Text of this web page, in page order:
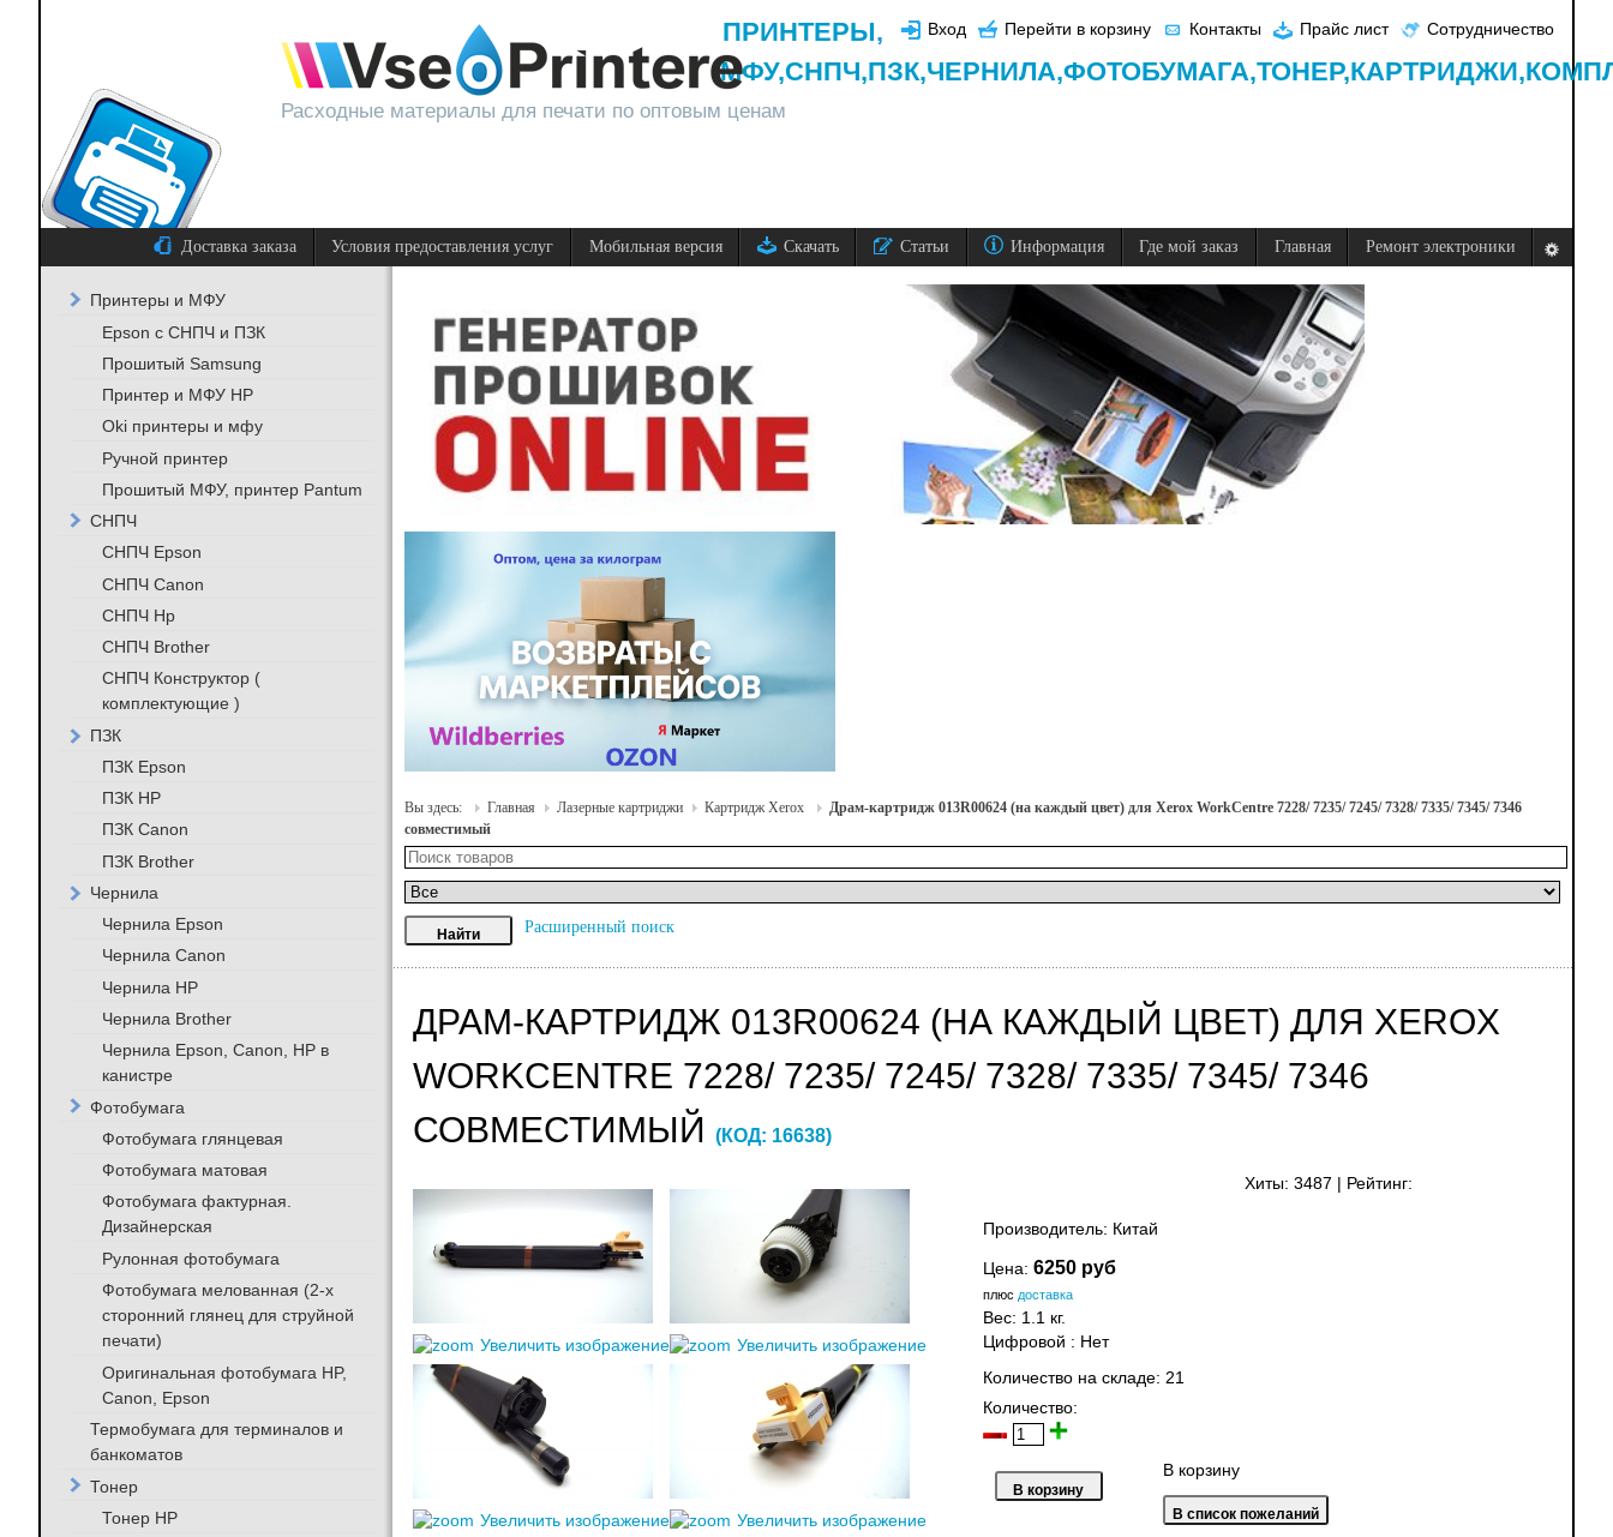
Расходные материалы для печати по оптовым ценам
Вход Перейти в корзину Контакты Прайс лист Сотрудничество
ПРИНТЕРЫ,
МФУ,СНПЧ,ПЗК,ЧЕРНИЛА,ФОТОБУМАГА,ТОНЕР,КАРТРИДЖИ,
Доставка заказа Условия предоставления услуг Мобильная версия Скачать Статьи Информация Где мой заказ Главная Ремонт электроники
Вы здесь: Главная Лазерные картриджи Картридж Xerox
Драм-картридж 013R00624 (на каждый цвет) для Xerox WorkCentre 7228/ 7235/ 7245/ 7328/ 7335/ 7345/ 7346
совместимый
Расширенный поиск
ДРАМ-КАРТРИДЖ 013R00624 (НА КАЖДЫЙ ЦВЕТ) ДЛЯ XEROX
WORKCENTRE 7228/ 7235/ 7245/ 7328/ 7335/ 7345/ 7346
СОВМЕСТИМЫЙ (КОД: 16638)
Хиты: 3487 Рейтинг:
Увеличить изображение Увеличить изображение
Увеличить изображение Увеличить изображение
Производитель: Китай
Цена: 6250 руб
плюс доставка
Вес: 1.1 кг.
Цифровой : Нет
Количество на складе: 21
Количество:
В корзину
Принтеры и МФУ
Epson с СНПЧ и ПЗК
Прошитый Samsung
Принтер и МФУ HP
Oki принтеры и мфу
Ручной принтер
Прошитый МФУ, принтер Pantum
СНПЧ
СНПЧ Epson
СНПЧ Canon
СНПЧ Hp
СНПЧ Brother
СНПЧ Конструктор (
комплектующие )
ПЗК
ПЗК Epson
ПЗК HP
ПЗК Canon
ПЗК Brother
Чернила
Чернила Epson
Чернила Canon
Чернила HP
Чернила Brother
Чернила Epson, Canon, HP в
канистре
Фотобумага
Фотобумага глянцевая
Фотобумага матовая
Фотобумага фактурная.
Дизайнерская
Рулонная фотобумага
Фотобумага мелованная (2-х
сторонний глянец для струйной
печати)
Оригинальная фотобумага HP,
Canon, Epson
Термобумага для терминалов и
банкоматов
Тонер
Тонер HP